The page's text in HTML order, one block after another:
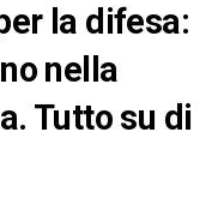
la difesa:
nella
Tutto su di